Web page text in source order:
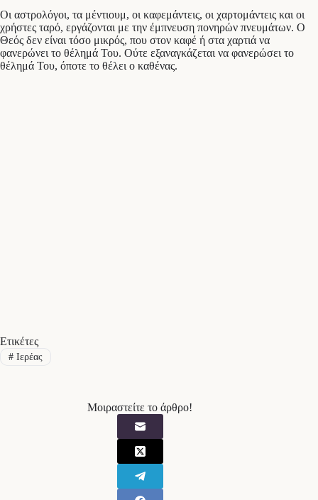
Οι αστρολόγοι, τα μέντιουμ, οι καφεμάντεις, οι χαρτομάντεις και οι
χρήστες ταρό, εργάζονται με την έμπνευση πονηρών πνευμάτων. Ο
Θεός δεν είναι τόσο μικρός, που στον καφέ ή στα χαρτιά να
φανερώνει το θέλημά Του. Ούτε εξαναγκάζεται να φανερώσει το
θέλημά Του, όποτε το θέλει ο καθένας.
Ετικέτες
#Ιερέας
Μοιραστείτε το άρθρο!